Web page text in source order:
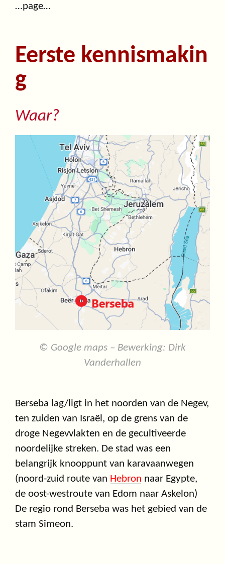
…page…
Eerste kennismakin
g
Waar?
© Google maps – Bewerking: Dirk
Vanderhallen
Berseba lag/ligt in het noorden van de Negev,
ten zuiden van Israël, op de grens van de
droge Negevvlakten en de gecultiveerde
noordelijke streken. De stad was een
belangrijk knooppunt van karavaanwegen
(noord-zuid route van Hebron naar Egypte,
de oost-westroute van Edom naar Askelon)
De regio rond Berseba was het gebied van de
stam Simeon.